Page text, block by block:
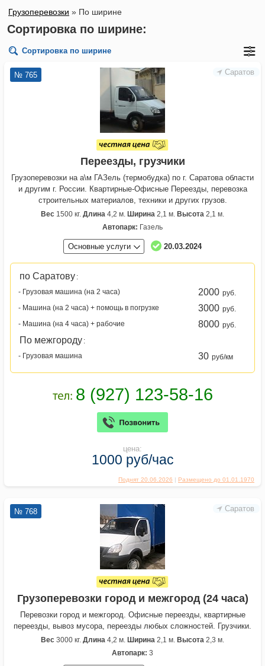
Грузоперевозки » По ширине
Сортировка по ширине:
Сортировка по ширине
Саратов
Поднят 20.06.2026 Размещено до 01.01.1970
№ 765
Переезды, грузчики
Грузоперевозки на а\м ГАЗель (термобудка) по г. Саратова области
и другим г. России. Квартирные-Офисные Переезды, перевозка
строительных материалов, техники и других грузов.
Вес 1500 кг. Длина 4,2 м. Ширина 2,1 м. Высота 2,1 м.
Автопарк: Газель
Основные услуги 20.03.2024
по Саратову :
- Грузовая машина (на 2 часа)
2000 руб.
- Машина (на 2 часа) + помощь в погрузке
3000 руб.
- Машина (на 4 часа) + рабочие
8000 руб.
По межгороду :
- Грузовая машина
30 руб/км
цена:
1000 руб/час
Саратов
№ 768
Грузоперевозки город и межгород (24 часа)
Перевозки город и межгород. Офисные переезды, квартирные
переезды, вывоз мусора, переезды любых сложностей. Грузчики.
Вес 3000 кг. Длина 4,2 м. Ширина 2,1 м. Высота 2,3 м.
Автопарк: 3